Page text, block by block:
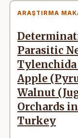
ARAŞTIRMA
Parasitic
Tylenchida
Apple
Walnut
Orchards
Turkey